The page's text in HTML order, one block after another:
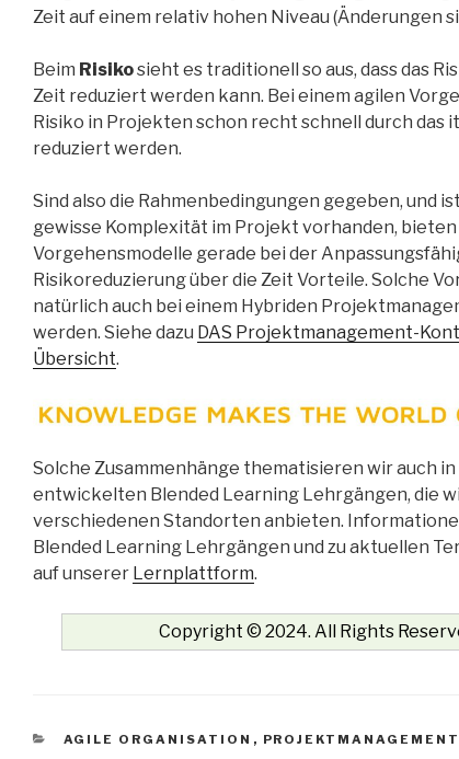
Zeit auf einem relativ hohen Niveau (Änderungen
Beim Risikosieht es traditionell so aus, dass das
Zeit reduziert werden kann. Bei einem agilen
Risiko in Projekten schon recht schnell durch das
reduziert werden.
Sind also die Rahmenbedingungen gegeben, und
gewisse Komplexität im Projekt vorhanden, bieten
Vorgehensmodelle gerade bei der
Risikoreduzierung über die Zeit Vorteile. Solche
natürlich auch bei einem Hybriden
werden. Siehe dazu DAS Projektmanagement-
Übersicht.
Solche Zusammenhänge thematisieren wir auch in
entwickelten Blended Learning Lehrgängen, die
verschiedenen Standorten anbieten.
Blended Learning Lehrgängen und zu aktuellen
auf unserer Lernplattform.
Copyright © 2024. All Rights
KATEGORIEN
AGILE ORGANISATION , PROJEKTMANAGEMENT